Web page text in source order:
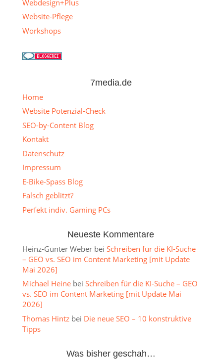
Webdesign+Plus
Website-Pflege
Workshops
7media.de
Home
Website Potenzial-Check
SEO-by-Content Blog
Kontakt
Datenschutz
Impressum
E-Bike-Spass Blog
Falsch geblitzt?
Perfekt indiv. Gaming PCs
Neueste Kommentare
Heinz-Günter Weberbei Schreiben für die KI-Suche
– GEO vs. SEO im Content Marketing [mit Update
Mai 2026]
Michael Heinebei Schreiben für die KI-Suche – GEO
vs. SEO im Content Marketing [mit Update Mai
2026]
Thomas Hintzbei Die neue SEO – 10 konstruktive
Tipps
Was bisher geschah…